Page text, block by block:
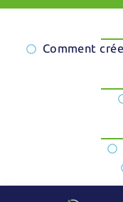
Comment